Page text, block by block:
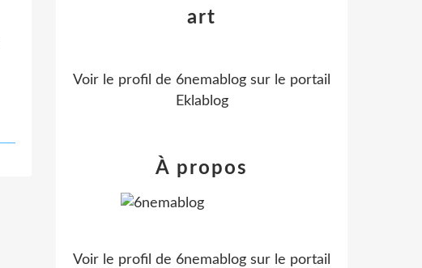
art
Voir le profil de 6nemablog sur le portail
Eklablog
À propos
Voir le profil de 6nemablog sur le portail